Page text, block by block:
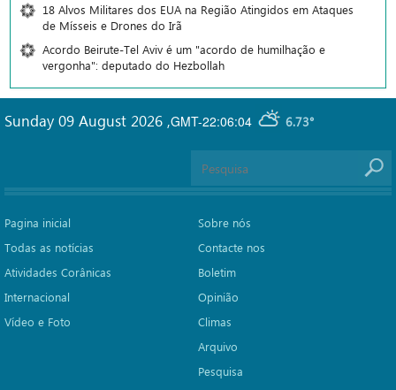
18 Alvos Militares dos EUA na Região Atingidos em Ataques
de Mísseis e Drones do Irã
Acordo Beirute-Tel Aviv é um "acordo de humilhação e
vergonha": deputado do Hezbollah
GMT-22:06:04 6.73°
Sunday 09 August 2026 ,
Pagina inicial
Todas as notícias
Atividades Corânicas
Internacional
Vídeo e Foto
Sobre nós
Contacte nos
Boletim
Opinião
Climas
Arquivo
Pesquisa